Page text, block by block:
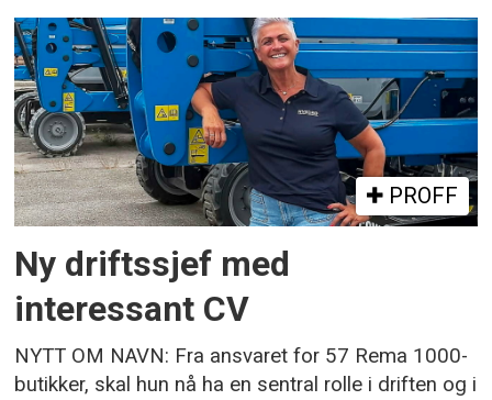
PROFF
Ny driftssjef med
interessant CV
NYTT OM NAVN: Fra ansvaret for 57 Rema 1000-
butikker, skal hun nå ha en sentral rolle i driften og i